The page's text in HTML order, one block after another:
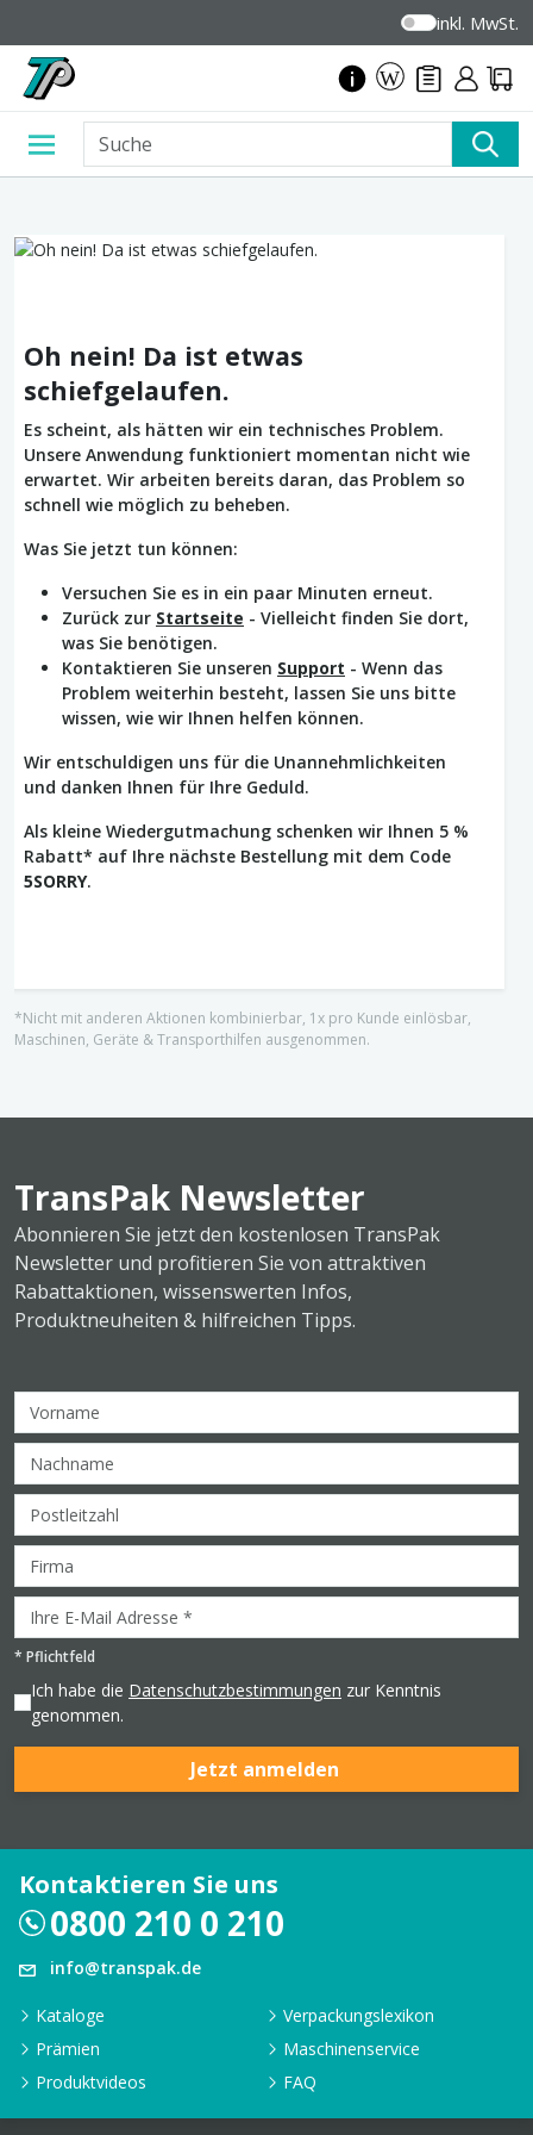
inkl. MwSt.
Oh nein! Da ist etwas
schiefgelaufen.
Es scheint, als hätten wir ein technisches Problem.
Unsere Anwendung funktioniert momentan nicht wie
erwartet. Wir arbeiten bereits daran, das Problem so
schnell wie möglich zu beheben.
Was Sie jetzt tun können:
Versuchen Sie es in ein paar Minuten erneut.
Zurück zur Startseite - Vielleicht finden Sie dort,
was Sie benötigen.
Kontaktieren Sie unseren Support - Wenn das
Problem weiterhin besteht, lassen Sie uns bitte
wissen, wie wir Ihnen helfen können.
Wir entschuldigen uns für die Unannehmlichkeiten
und danken Ihnen für Ihre Geduld.
Als kleine Wiedergutmachung schenken wir Ihnen 5 %
Rabatt* auf Ihre nächste Bestellung mit dem Code
5SORRY.
*Nicht mit anderen Aktionen kombinierbar, 1x pro Kunde einlösbar,
Maschinen, Geräte & Transporthilfen ausgenommen.
TransPak Newsletter
Abonnieren Sie jetzt den kostenlosen TransPak
Newsletter und profitieren Sie von attraktiven
Rabattaktionen, wissenswerten Infos,
Produktneuheiten & hilfreichen Tipps.
* Pflichtfeld
Ich habe die Datenschutzbestimmungen zur Kenntnis
genommen.
Jetzt anmelden
Kontaktieren Sie uns
0800 210 0 210
info@transpak.de
Kataloge
Verpackungslexikon
Prämien
Maschinenservice
Produktvideos
FAQ